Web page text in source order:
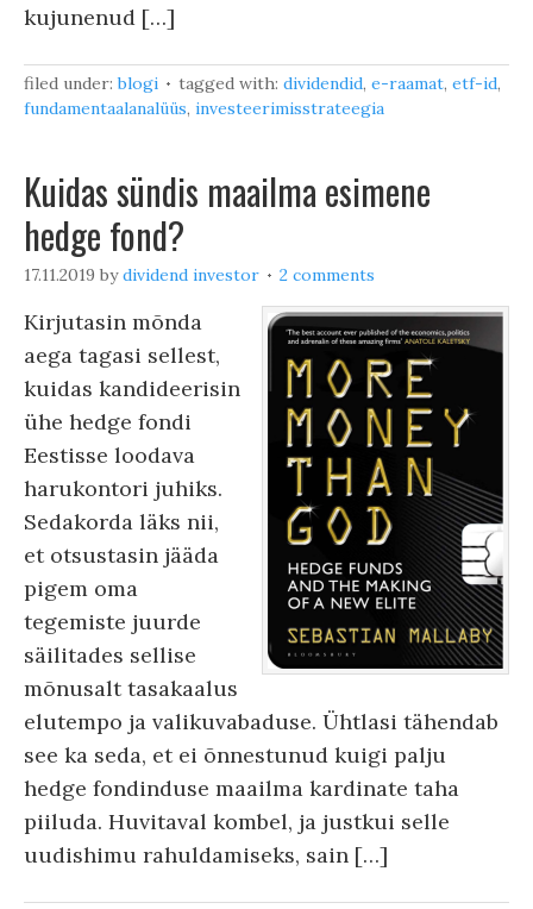
kujunenud […]
filed under:blogi tagged with: dividendid, e-raamat, etf-id,
fundamentaalanalüüs, investeerimisstrateegia
Kuidas sündis maailma esimene
hedge fond?
17.11.2019 bydividend investor 2 comments
Kirjutasin mõnda
aega tagasi sellest,
kuidas kandideerisin
ühe hedge fondi
Eestisse loodava
harukontori juhiks.
Sedakorda läks nii,
et otsustasin jääda
pigem oma
tegemiste juurde
säilitades sellise
mõnusalt tasakaalus
elutempo ja valikuvabaduse. Ühtlasi tähendab
see ka seda, et ei õnnestunud kuigi palju
hedge fondinduse maailma kardinate taha
piiluda. Huvitaval kombel, ja justkui selle
uudishimu rahuldamiseks, sain […]